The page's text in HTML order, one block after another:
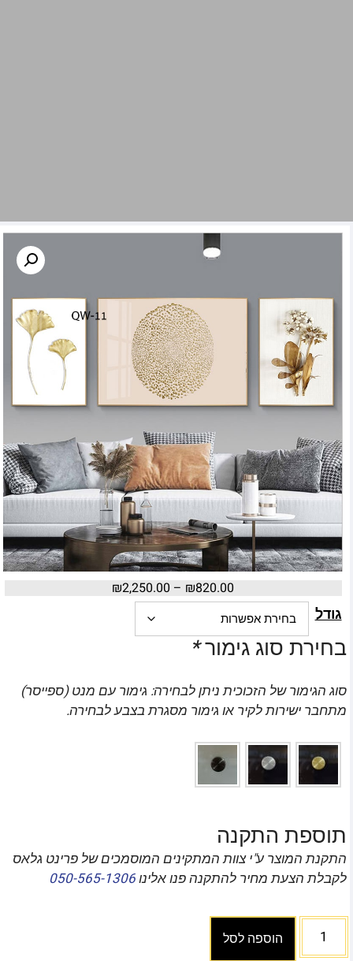
₪820.00
–
₪2,250.00
גודל
בחירת סוג גימור*
סוג הגימור של הזכוכית ניתן לבחירה: גימור עם מנט (ספייסר)
מתחבר ישירות לקיר או גימור מסגרת בצבע לבחירה.
תוספת התקנה
התקנת המוצר ע"י צוות המתקינים המוסמכים של פרינט גלאס
לקבלת הצעת מחיר להתקנה פנו אלינו050-565-1306
הוספה לסל